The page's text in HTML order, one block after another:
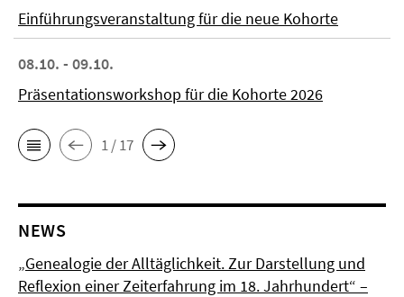
Einführungsveranstaltung für die neue Kohorte
08.10. - 09.10.
Präsentationsworkshop für die Kohorte 2026
1 / 17
NEWS
„Genealogie der Alltäglichkeit. Zur Darstellung und
Reflexion einer Zeiterfahrung im 18. Jahrhundert“ –